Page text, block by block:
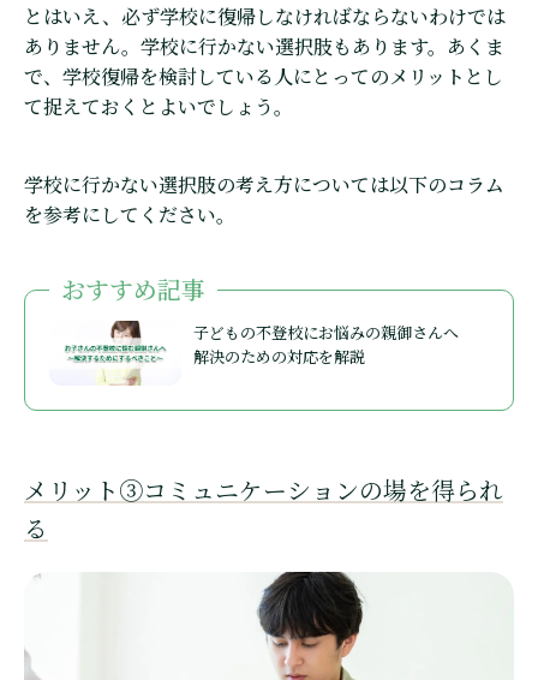
とはいえ、必ず学校に復帰しなければならないわけでは
ありません。学校に行かない選択肢もあります。あくま
で、学校復帰を検討している人にとってのメリットとし
て捉えておくとよいでしょう。
学校に行かない選択肢の考え方については以下のコラム
を参考にしてください。
おすすめ記事
子どもの不登校にお悩みの親御さんへ
解決のための対応を解説
メリット③コミュニケーションの場を得られ
る